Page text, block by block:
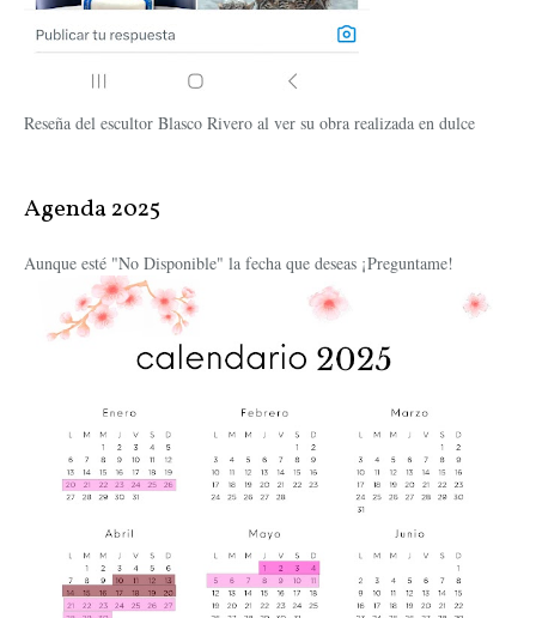
Reseña del escultor Blasco Rivero al ver su obra realizada en dulce
Agenda 2025
Aunque esté "No Disponible" la fecha que deseas ¡Preguntame!